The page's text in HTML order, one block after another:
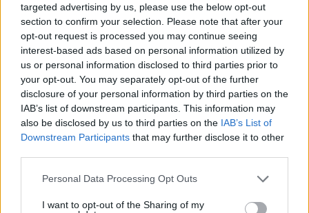
targeted advertising by us, please use the below opt-out
section to confirm your selection. Please note that after your
opt-out request is processed you may continue seeing
interest-based ads based on personal information utilized by
us or personal information disclosed to third parties prior to
your opt-out. You may separately opt-out of the further
disclosure of your personal information by third parties on the
IAB’s list of downstream participants. This information may
also be disclosed by us to third parties on the IAB’s List of
Downstream Participants that may further disclose it to other
Please note that this website/app uses one or more Google
not limited to your visit or usage behaviour. You may click to
Personal Data Processing Opt Outs
I want to opt-out of the Sharing of my
ΡΟΗ ΕΙΔΗΣΕΩΝ
Ειδήσεις Δημοφιλή Σχολιασμένα
To video του Travel.gr από το ταξίδι στα Βόρεια
Άγραφα: Φιλόξενοι Άνθρωποι, ανόθευτη Φύση
πριν 6 λεπτά
Τι σημαίνει η νίκη Ελ-Σαγέντ στο Μίσιγκαν, το μεγάλο
πριν 10 λεπτά
Greek Goddess Beauty: Η τάση ομορφιάς που μας κάνει